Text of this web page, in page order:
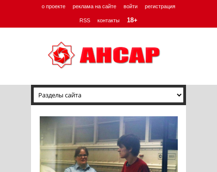
о проекте реклама на сайте войти регистрация
RSS контакты 18+